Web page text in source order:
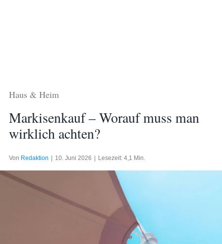
Haus & Heim
Markisenkauf – Worauf muss man
wirklich achten?
Von Redaktion 10. Juni 2026 Lesezeit: 4,1 Min.